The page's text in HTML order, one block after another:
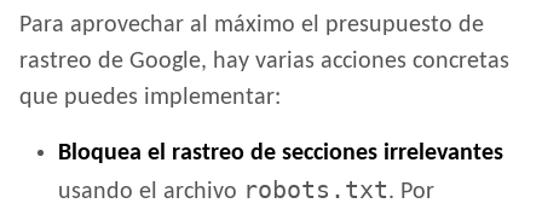
Para aprovechar al máximo el presupuesto de
rastreo de Google, hay varias acciones concretas
que puedes implementar:
Bloquea el rastreo de secciones irrelevantes
usando el archivo robots.txt. Por